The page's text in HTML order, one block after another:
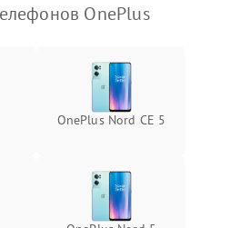
OnePlus
OnePlus Nord CE 5